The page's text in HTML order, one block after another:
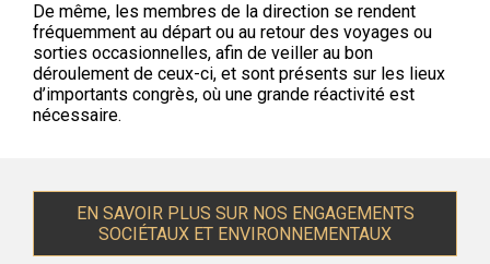
De même, les membres de la direction se rendent
fréquemment au départ ou au retour des voyages ou
sorties occasionnelles, afin de veiller au bon
déroulement de ceux-ci, et sont présents sur les lieux
d’importants congrès, où une grande réactivité est
nécessaire.
EN SAVOIR PLUS SUR NOS ENGAGEMENTS
SOCIÉTAUX ET ENVIRONNEMENTAUX